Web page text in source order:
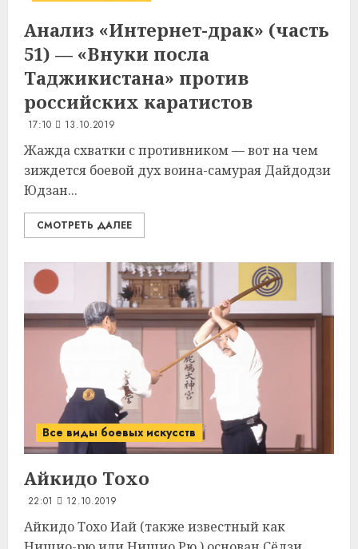
Анализ «Интернет-драк» (часть
51) — «Внуки посла
Таджикистана» против
российских каратистов
17:10 13.10.2019
Жажда схватки с противником — вот на чем
зиждется боевой дух воина-самурая Дайдодзи
Юдзан...
СМОТРЕТЬ ДАЛЕЕ
Все виды боевых искусств
Айкидо Тохо
22:01 12.10.2019
Айкидо Тохо Иай (также известный как